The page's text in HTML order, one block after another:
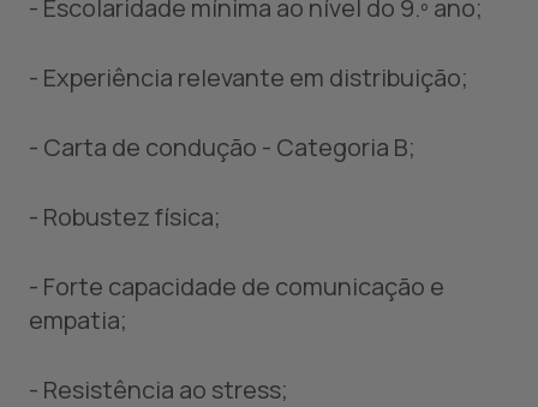
- Escolaridade mínima ao nível do 9.º ano;
- Experiência relevante em distribuição;
- Carta de condução - Categoria B;
- Robustez física;
- Forte capacidade de comunicação e
empatia;
- Resistência ao stress;